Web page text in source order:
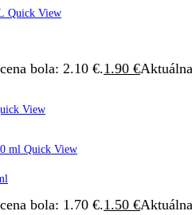
Quick View
bola: 2.10 €.1.90 €
View
Quick View
bola: 1.70 €.1.50 €